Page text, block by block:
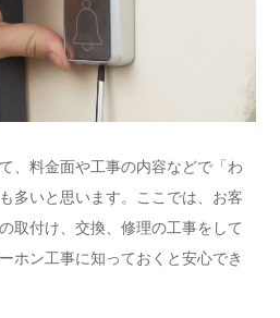
、料金面や工事の内容などで「わ
多いと思います。ここでは、お客
取付け、交換、修理の工事をして
ホン工事に知っておくと安心でき